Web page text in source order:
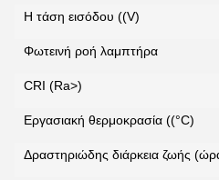
Αφήστε
We bellen je
Η τάση εισόδου ((V)
Φωτεινή ροή λαμπτήρα
CRI (Ra>)
Εργασιακή θερμοκρασία ((°C)
Δραστηριώδης διάρκεια ζωής